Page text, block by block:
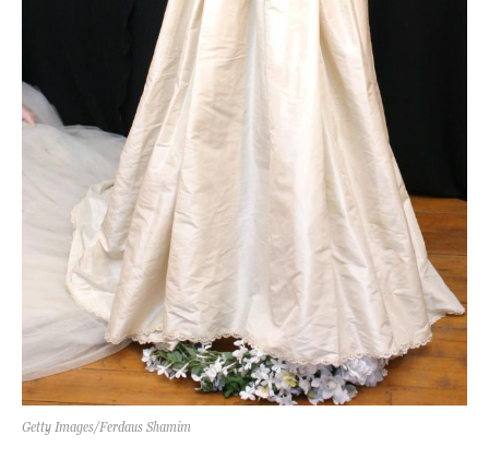
Getty Images/Ferdaus Shamim